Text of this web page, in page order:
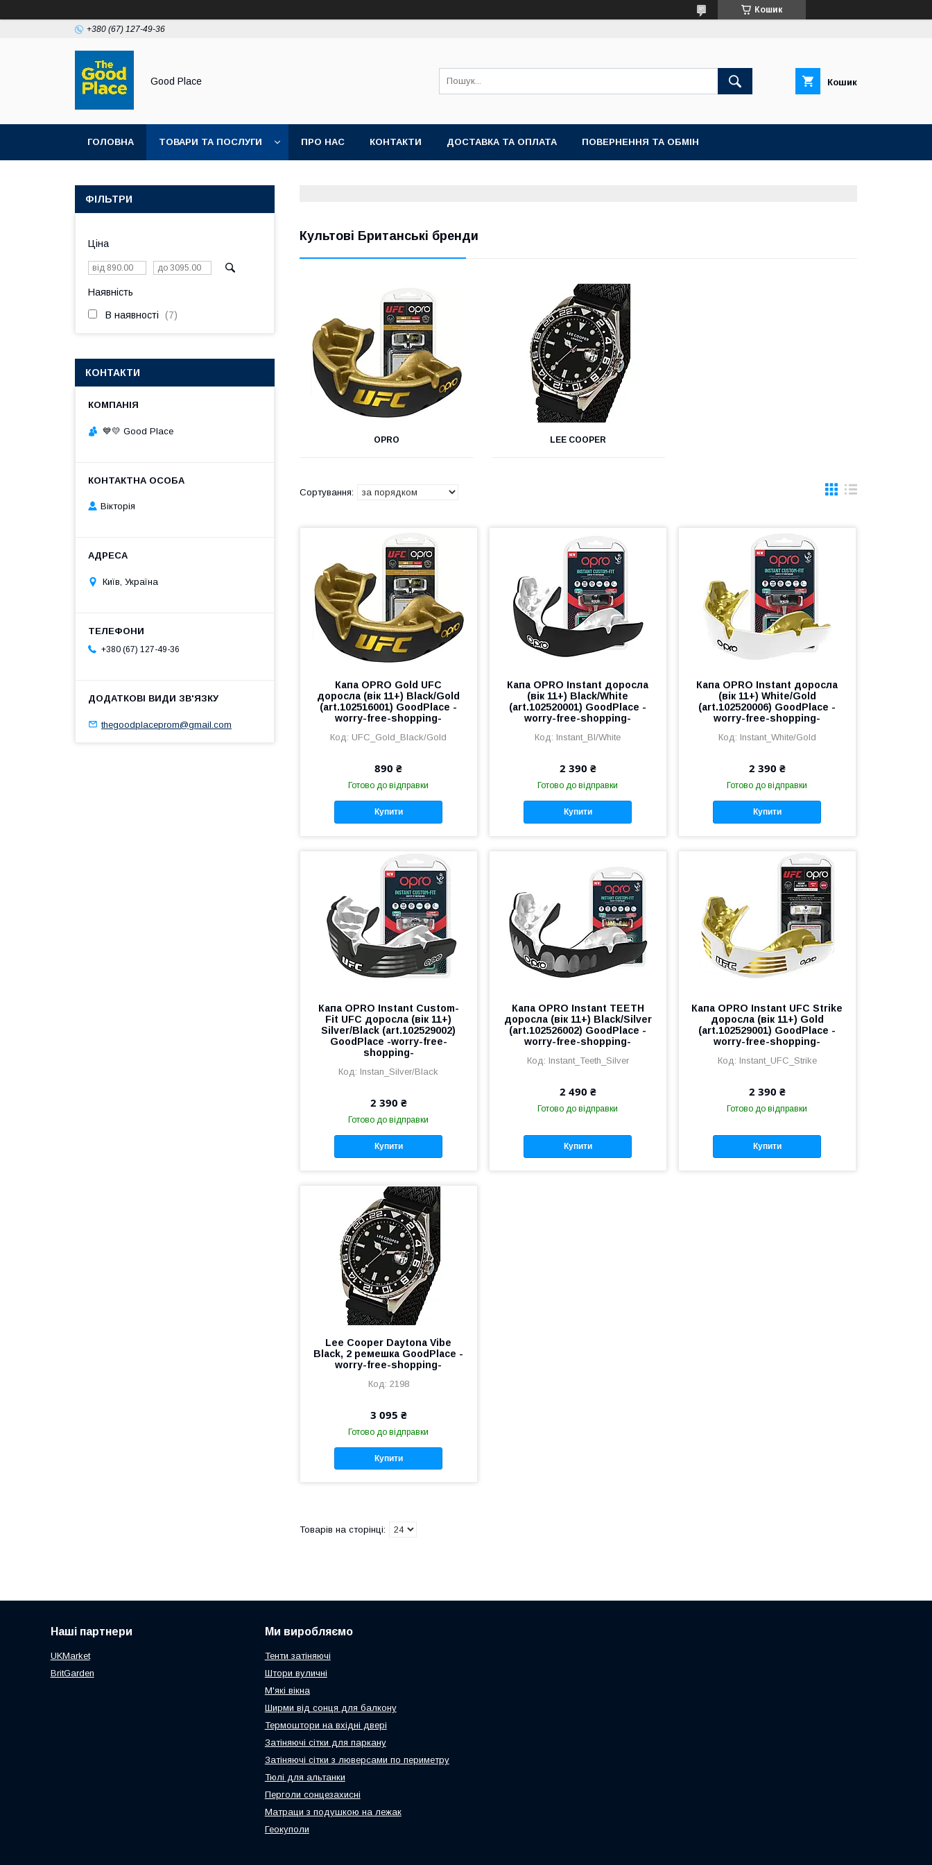
Кошик
+380 (67) 127-49-36
Good Place Кошик
ГОЛОВНА ТОВАРИ ТА ПОСЛУГИ ПРО НАС КОНТАКТИ ДОСТАВКА ТА ОПЛАТА ПОВЕРНЕННЯ ТА ОБМІН
Культові Британські бренди
OPRO LEE COOPER
Капа OPRO Gold UFC
доросла (вік 11+) Black/Gold
(art.102516001) GoodPlace -
worry-free-shopping-
UFC_Gold_Black/Gold
890 ₴
Готово до відправки
Купити
Капа OPRO Instant доросла
(вік 11+) Black/White
(art.102520001) GoodPlace -
worry-free-shopping-
Instant_Bl/White
2 390 ₴
Готово до відправки
Купити
Капа OPRO Instant доросла
(вік 11+) White/Gold
(art.102520006) GoodPlace -
worry-free-shopping-
Instant_White/Gold
2 390 ₴
Готово до відправки
Купити
Капа OPRO Instant Custom-
Fit UFC доросла (вік 11+)
Silver/Black (art.102529002)
GoodPlace -worry-free-
shopping-
Instan_Silver/Black
2 390 ₴
Готово до відправки
Купити
Капа OPRO Instant TEETH
доросла (вік 11+) Black/Silver
(art.102526002) GoodPlace -
worry-free-shopping-
Instant_Teeth_Silver
2 490 ₴
Готово до відправки
Купити
Капа OPRO Instant UFC Strike
доросла (вік 11+) Gold
(art.102529001) GoodPlace -
worry-free-shopping-
Instant_UFC_Strike
2 390 ₴
Готово до відправки
Купити
Lee Cooper Daytona Vibe
Black, 2 ремешка GoodPlace -
worry-free-shopping-
2198
3 095 ₴
Готово до відправки
Купити
ФІЛЬТРИ
Ціна
Наявність
В наявності 7
КОНТАКТИ
💙💛 Good Place
Вікторія
Київ, Україна
+380 (67) 127-49-36
thegoodplaceprom@gmail.com
Наші партнери
UKMarket
BritGarden
Ми виробляємо
Тенти затіняючі
Штори вуличні
М'які вікна
Ширми від сонця для балкону
Термоштори на вхідні двері
Затіняючі сітки для паркану
Затіняючі сітки з люверсами по периметру
Тюлі для альтанки
Перголи сонцезахисні
Матраци з подушкою на лежак
Геокуполи